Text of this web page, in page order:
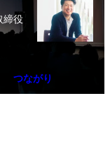
締役
つながり